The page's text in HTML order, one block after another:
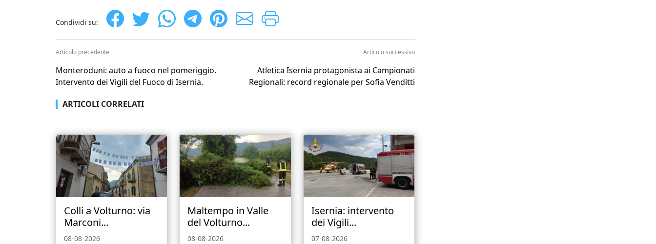
Condividi su:
Articolo precedente
Monteroduni: auto a fuoco nel pomeriggio.
Intervento dei Vigili del Fuoco di Isernia.
Articolo successivo
Atletica Isernia protagonista ai Campionati
Regionali: record regionale per Sofia Venditti
ARTICOLI CORRELATI
Colli a Volturno: via
Marconi...
08-08-2026
Maltempo in Valle
del Volturno...
08-08-2026
Isernia: intervento
dei Vigili...
07-08-2026